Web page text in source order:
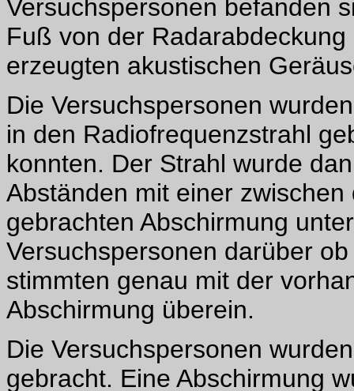
Versuchspersonen befanden
Fuß von der
erzeugten akustischen
Die Versuchspersonen
in den Radiofrequenzstrahl
konnten. Der Strahl wurde
Abständen mit einer
gebrachten Abschirmung
Versuchspersonen darüber
stimmten genau mit der
Abschirmung überein.
Die Versuchspersonen
gebracht. Eine Abschirmung